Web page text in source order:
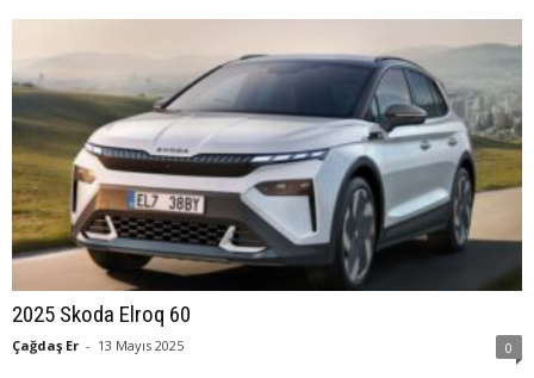
2025 Skoda Elroq 60
Çağdaş Er - 13 Mayıs 2025 0